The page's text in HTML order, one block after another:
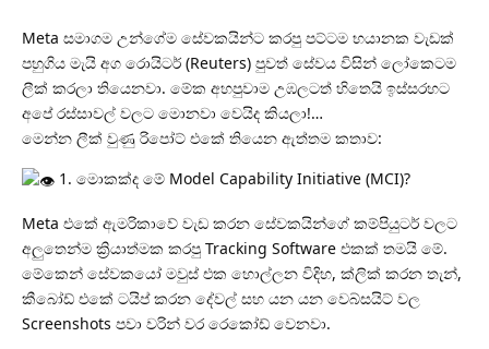
Meta සමාගම උන්ගේම සේවකයින්ට කරපු පට්ටම භයානක වැඩක්
පහුගිය මැයි අග රොයිටර් (Reuters) පුවත් සේවය විසින් ලෝකෙටම
ලීක් කරලා තියෙනවා. මේක අහපුවාම උඹලටත් හිතෙයි ඉස්සරහට
අපේ රස්සාවල් වලට මොනවා වෙයිද කියලා!…
මෙන්න ලීක් වුණු රිපෝට් එකේ තියෙන ඇත්තම කතාව:
1. මොකක්ද මේ Model Capability Initiative (MCI)?
Meta එකේ ඇමරිකාවේ වැඩ කරන සේවකයින්ගේ කම්පියුටර් වලට
අලුතෙන්ම ක්‍රියාත්මක කරපු Tracking Software එකක් තමයි මේ.
මේකෙන් සේවකයෝ මවුස් එක හොල්ලන විදිහ, ක්ලික් කරන තැන්,
කීබෝඩ් එකේ ටයිප් කරන දේවල් සහ යන යන වෙබ්සයිට් වල
Screenshots පවා වරින් වර රෙකෝඩ් වෙනවා.